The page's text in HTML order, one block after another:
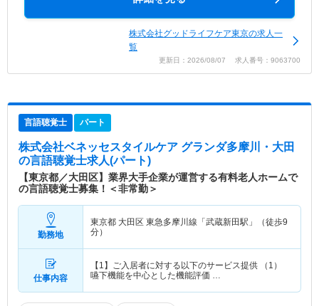
株式会社グッドライフケア東京の求人一
覧
更新日：2026/08/07 求人番号：9063700
言語聴覚士 パート
株式会社ベネッセスタイルケア グランダ多摩川・大田
の言語聴覚士求人(パート)
【東京都／大田区】業界大手企業が運営する有料老人ホームで
の言語聴覚士募集！＜非常勤＞
勤務地
東京都 大田区 東急多摩川線「武蔵新田駅」（徒歩9
分）
仕事内容
【1】ご入居者に対する以下のサービス提供 （1）
嚥下機能を中心とした機能評価 …